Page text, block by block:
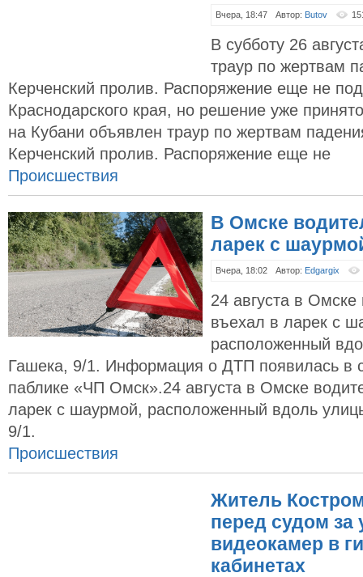
Вчера, 18:47 Автор: Butov
В субботу 26
траур по жертвам
Керченский пролив. Распоряжение еще не
Краснодарского края, но решение уже
на Кубани объявлен траур по жертвам
Керченский пролив. Распоряжение еще не
Происшествия
В Омске
ларек с
Вчера, 18:02 Автор: Edgargix
24 августа в
въехал в ларек с
расположенный
Гашека, 9/1. Информация о ДТП появилась в
паблике «ЧП Омск».24 августа в Омске
ларек с шаурмой, расположенный вдоль
9/1.
Происшествия
Житель
перед судом за
видеокамер в
кабинетах